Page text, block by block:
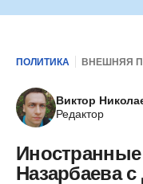
ПОЛИТИКА ВНЕШНЯЯ
Виктор
Редактор
Назарбаева